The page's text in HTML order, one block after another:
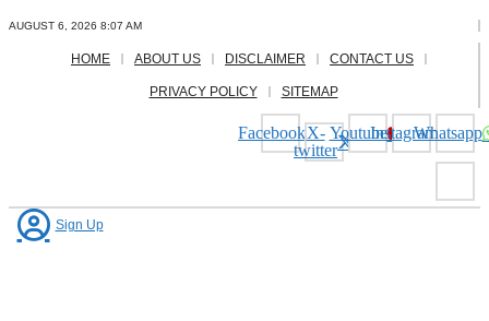
AUGUST 6, 2026 8:07 AM
HOME ABOUT US DISCLAIMER CONTACT US
PRIVACY POLICY SITEMAP
FacebookX-
twitter
YoutubeInstagramWhatsapp
Sign Up